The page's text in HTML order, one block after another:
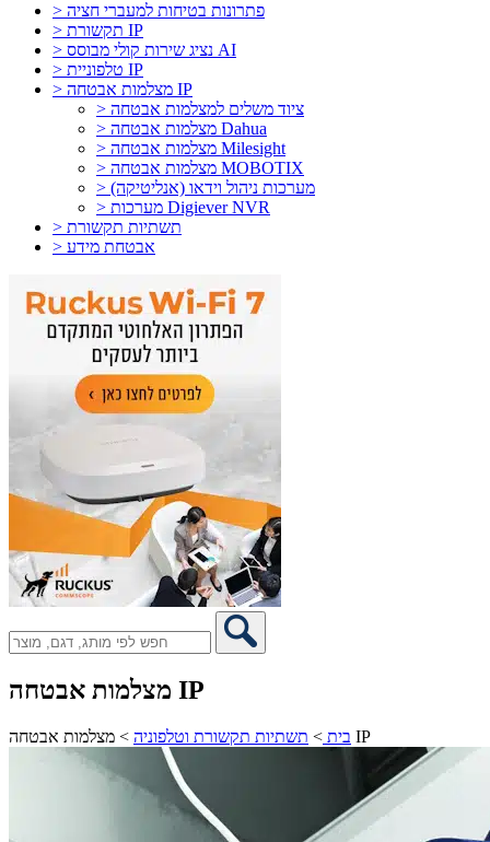
> פתרונות בטיחות למעברי חציה
> תקשורת IP
> נציג שירות קולי מבוסס AI
> טלפוניית IP
> מצלמות אבטחה IP
> ציוד משלים למצלמות אבטחה
> מצלמות אבטחה Dahua
> מצלמות אבטחה Milesight
> מצלמות אבטחה MOBOTIX
> מערכות ניהול וידאו (אנליטיקה)
> מערכות Digiever NVR
> תשתיות תקשורת
> אבטחת מידע
מצלמות אבטחה IP
בית > תשתיות תקשורת וטלפוניה > מצלמות אבטחה IP